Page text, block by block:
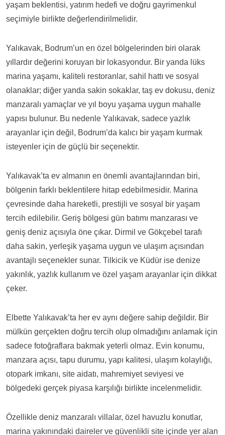
yaşam beklentisi, yatırım hedefi ve doğru gayrimenkul
seçimiyle birlikte değerlendirilmelidir.
Yalıkavak, Bodrum’un en özel bölgelerinden biri olarak
yıllardır değerini koruyan bir lokasyondur. Bir yanda lüks
marina yaşamı, kaliteli restoranlar, sahil hattı ve sosyal
olanaklar; diğer yanda sakin sokaklar, taş ev dokusu, deniz
manzaralı yamaçlar ve yıl boyu yaşama uygun mahalle
yapısı bulunur. Bu nedenle Yalıkavak, sadece yazlık
arayanlar için değil, Bodrum’da kalıcı bir yaşam kurmak
isteyenler için de güçlü bir seçenektir.
Yalıkavak’ta ev almanın en önemli avantajlarından biri,
bölgenin farklı beklentilere hitap edebilmesidir. Marina
çevresinde daha hareketli, prestijli ve sosyal bir yaşam
tercih edilebilir. Geriş bölgesi gün batımı manzarası ve
geniş deniz açısıyla öne çıkar. Dirmil ve Gökçebel tarafı
daha sakin, yerleşik yaşama uygun ve ulaşım açısından
avantajlı seçenekler sunar. Tilkicik ve Küdür ise denize
yakınlık, yazlık kullanım ve özel yaşam arayanlar için dikkat
çeker.
Elbette Yalıkavak’ta her ev aynı değere sahip değildir. Bir
mülkün gerçekten doğru tercih olup olmadığını anlamak için
sadece fotoğraflara bakmak yeterli olmaz. Evin konumu,
manzara açısı, tapu durumu, yapı kalitesi, ulaşım kolaylığı,
otopark imkanı, site aidatı, mahremiyet seviyesi ve
bölgedeki gerçek piyasa karşılığı birlikte incelenmelidir.
Özellikle deniz manzaralı villalar, özel havuzlu konutlar,
marina yakınındaki daireler ve güvenlikli site içinde yer alan